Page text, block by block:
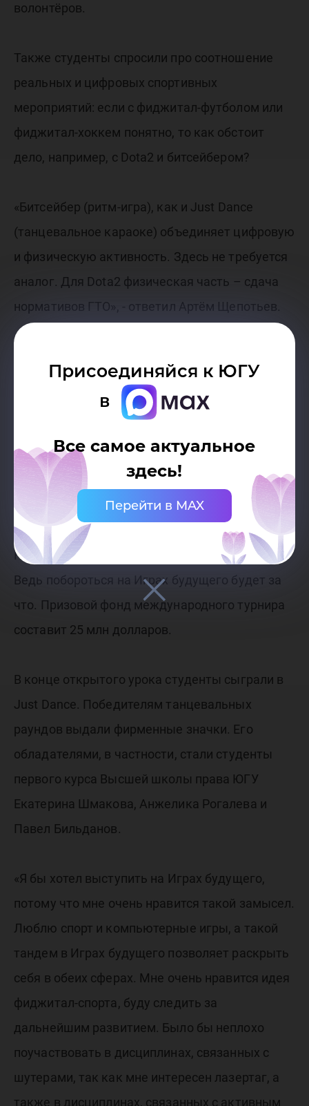
Присоединяйся к ЮГУ
в
Все самое актуальное
здесь!
Перейти в MAX
волонтёров.
Также студенты спросили про соотношение
реальных и цифровых спортивных
мероприятий: если с фиджитал-футболом или
фиджитал-хоккем понятно, то как обстоит
дело, например, с Dota2 и битсейбером?
«Битсейбер (ритм-игра), как и Just Dance
(танцевальное караоке) объединяет цифровую
и физическую активность. Здесь не требуется
аналог. Для Dota2 физическая часть – сдача
нормативов ГТО», - ответил Артём Щепотьев.
киберспорта занимаюсь в спортивном зале», -
рассказал капитан киберспортивной команды
здесь, как грамотно организовать тренировки,
чтобы успеть подготовиться и на остальные
дела хватало времени.
К слову, упорные занятия с лихвой окупятся.
Ведь побороться на Играх будущего будет за
что. Призовой фонд международного турнира
составит 25 млн долларов.
В конце открытого урока студенты сыграли в
Just Dance. Победителям танцевальных
раундов выдали фирменные значки. Его
обладателями, в частности, стали студенты
первого курса Высшей школы права ЮГУ
Екатерина Шмакова, Анжелика Рогалева и
Павел Бильданов.
«Я бы хотел выступить на Играх будущего,
потому что мне очень нравится такой замысел.
Люблю спорт и компьютерные игры, а такой
тандем в Играх будущего позволяет раскрыть
себя в обеих сферах. Мне очень нравится идея
фиджитал-спорта, буду следить за
дальнейшим развитием. Было бы неплохо
поучаствовать в дисциплинах, связанных с
шутерами, так как мне интересен лазертаг, а
также в дисциплинах, связанных с активным